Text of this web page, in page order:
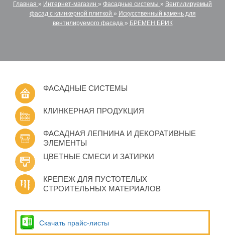
Главная » Интернет-магазин » Фасадные системы » Вентилируемый
фасад с клинкерной плиткой » Искусственный камень для
вентилируемого фасада » БРЕМЕН БРИК
ФАСАДНЫЕ СИСТЕМЫ
КЛИНКЕРНАЯ ПРОДУКЦИЯ
ФАСАДНАЯ ЛЕПНИНА И ДЕКОРАТИВНЫЕ
ЭЛЕМЕНТЫ
ЦВЕТНЫЕ СМЕСИ И ЗАТИРКИ
КРЕПЕЖ ДЛЯ ПУСТОТЕЛЫХ
СТРОИТЕЛЬНЫХ МАТЕРИАЛОВ
Скачать прайс-листы